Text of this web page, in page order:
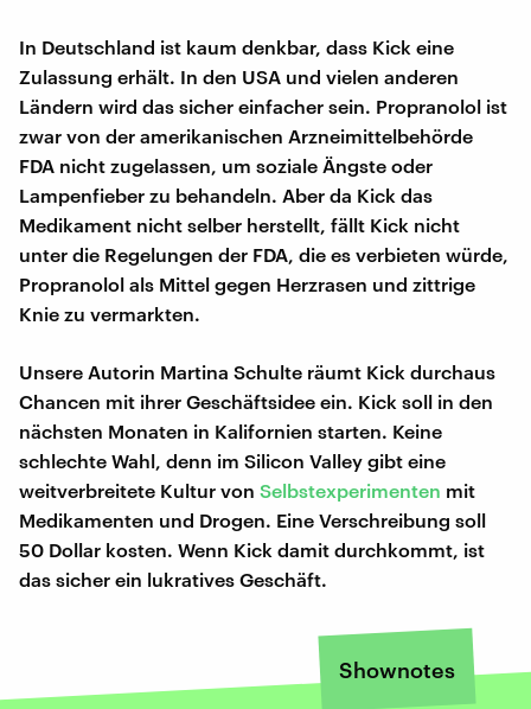
In Deutschland ist kaum denkbar, dass Kick eine
Zulassung erhält. In den USA und vielen anderen
Ländern wird das sicher einfacher sein. Propranolol ist
zwar von der amerikanischen Arzneimittelbehörde
FDA nicht zugelassen, um soziale Ängste oder
Lampenfieber zu behandeln. Aber da Kick das
Medikament nicht selber herstellt, fällt Kick nicht
unter die Regelungen der FDA, die es verbieten würde,
Propranolol als Mittel gegen Herzrasen und zittrige
Knie zu vermarkten.
Unsere Autorin Martina Schulte räumt Kick durchaus
Chancen mit ihrer Geschäftsidee ein. Kick soll in den
nächsten Monaten in Kalifornien starten. Keine
schlechte Wahl, denn im Silicon Valley gibt eine
weitverbreitete Kultur von Selbstexperimenten mit
Medikamenten und Drogen. Eine Verschreibung soll
50 Dollar kosten. Wenn Kick damit durchkommt, ist
das sicher ein lukratives Geschäft.
Shownotes